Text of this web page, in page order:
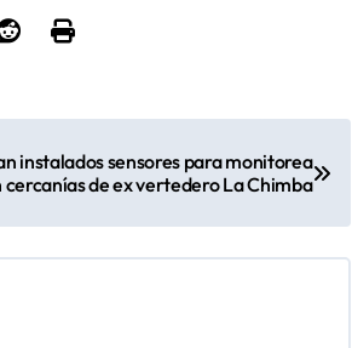
instalados sensores para monitorea
cercanías de ex vertedero La Chimba